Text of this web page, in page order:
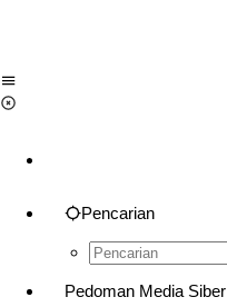
Pencarian
Pedoman Media Siber